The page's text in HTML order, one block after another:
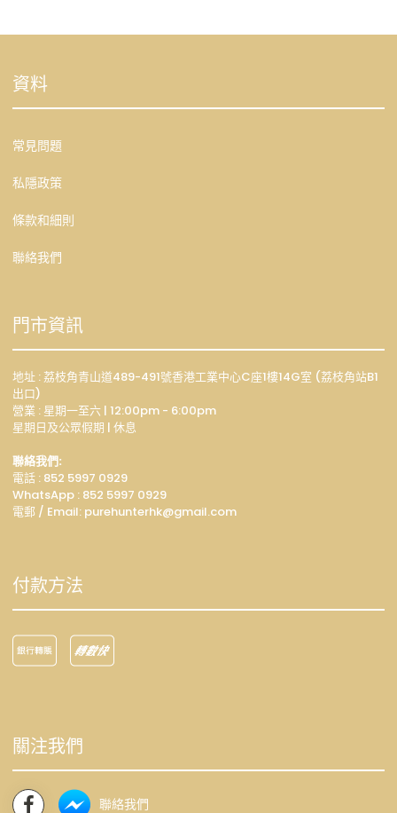
資料
常見問題
私隱政策
條款和細則
聯絡我們
門市資訊
地址 : 荔枝角青山道489-491號香港工業中心C座1樓14G室 (荔枝角站B1
出口)
營業 : 星期一至六 | 12:00pm - 6:00pm
星期日及公眾假期 | 休息
聯絡我們:
電話 : 852 5997 0929
WhatsApp : 852 5997 0929
電郵 / Email: purehunterhk@gmail.com
付款方法
關注我們
聯絡我們